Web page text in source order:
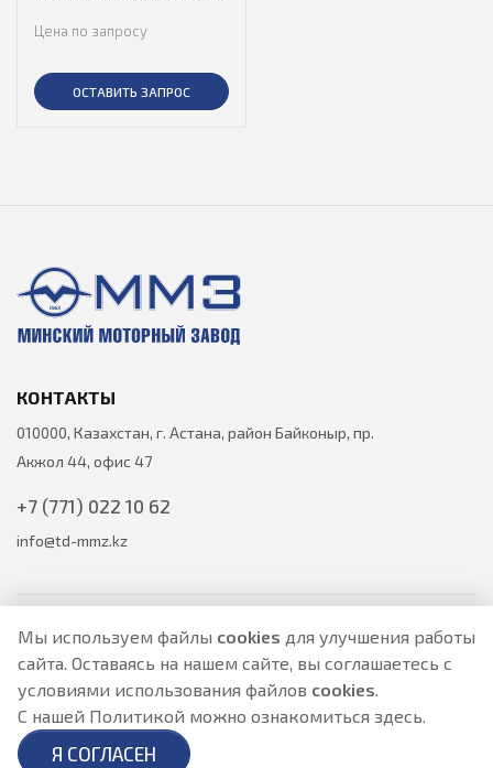
Цена по запросу
ОСТАВИТЬ ЗАПРОС
Мы используем файлы cookies для улучшения работы
сайта. Оставаясь на нашем сайте, вы соглашаетесь с
условиями использования файлов cookies.
С нашей Политикой можно ознакомиться здесь.
Я СОГЛАСЕН
КОНТАКТЫ
010000, Казахстан, г. Астана, район Байконыр, пр.
Акжол 44, офис 47
+7 (771) 022 10 62
info@td-mmz.kz
Разработано в
Все цены на товары указаны только для ознакомления и не
являются публичной офертой.
Актуальные цены уточняйте у менеджера по телефону.
Политика Безопасности